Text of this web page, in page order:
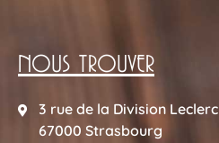
NOUS TROUVER
3 rue de la Division Leclerc
67000 Strasbourg